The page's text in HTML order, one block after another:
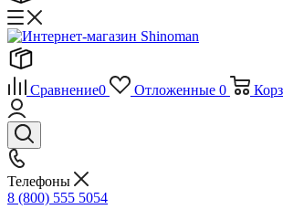
Сравнение0 Отложенные 0
Телефоны
8 (800) 555 5054